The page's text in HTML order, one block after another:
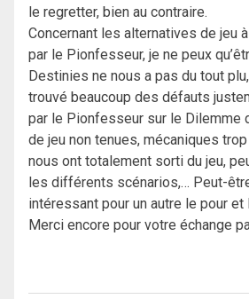
le regretter, bien au contraire.
Concernant les alternatives de jeu
par le Pionfesseur, je ne peux
Destinies ne nous a pas du tout
trouvé beaucoup des défauts
par le Pionfesseur sur le Dilemme
de jeu non tenues, mécaniques
nous ont totalement sorti du jeu,
les différents scénarios,… Peut-
intéressant pour un autre le pour et
Merci encore pour votre échange